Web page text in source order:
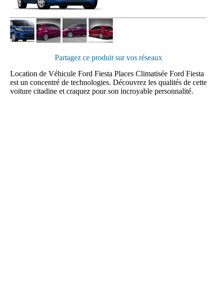
Partagez ce produit sur vos réseaux
Location de Véhicule Ford Fiesta Places Climatisée Ford Fiesta
est un concentré de technologies. Découvrez les qualités de cette
voiture citadine et craquez pour son incroyable personnalité.